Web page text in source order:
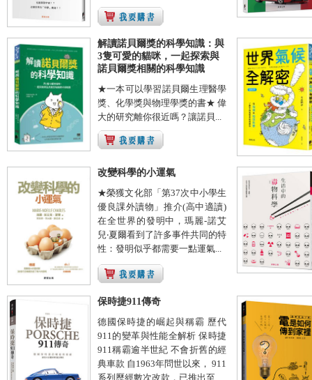
解讀諾貝爾獎的科學知識：與
3隻可愛的貓咪，一起探索與
諾貝爾獎相關的科學知識
★一本可以學習諾貝爾生理醫學
獎、化學獎與物理學獎的書★ 偉
大的研究離你很近嗎？讓諾貝...
改變科學的小運氣
★榮獲文化部「第37次中小學生
優良課外讀物」推介(高中適讀)
在全世界的發明中，瑪麗-諾艾
兒‧夏爾看到了許多事件共同的特
性：發明似乎都需要一點運氣...
保時捷911傳奇
德國保時捷的崛起與稱霸 歷代
911的變革與性能全解析 保時捷
911稱霸逾半世紀 不會折舊的經
典車款 自1963年問世以來， 911
系列歷經數次改款，已推出至...